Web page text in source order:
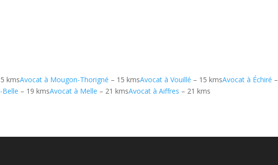
kmsAvocat à Mougon-Thorigné – 15 kmsAvocat à Vouillé – 15 kmsAvocat à Échiré
Belle – 19 kmsAvocat à Melle – 21 kmsAvocat à Aiffres – 21 kms